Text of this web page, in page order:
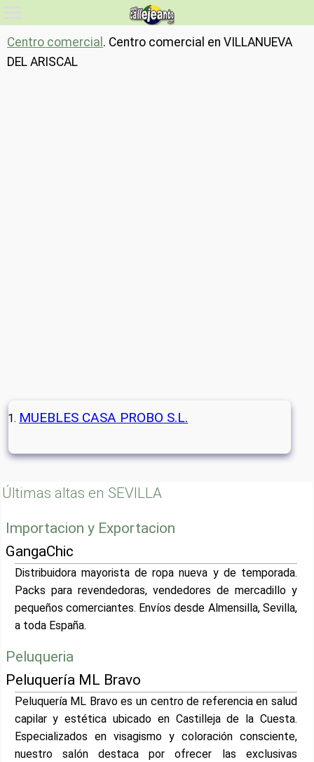
Centro comercial . Centro comercial en VILLANUEVA
DEL ARISCAL
MUEBLES CASA PROBO S.L.
Últimas altas en SEVILLA
Importacion y Exportacion
GangaChic
Distribuidora mayorista de ropa nueva y de temporada.
Packs para revendedoras, vendedores de mercadillo y
pequeños comerciantes. Envíos desde Almensilla, Sevilla,
a toda España.
Peluqueria
Peluquería ML Bravo
Peluquería ML Bravo es un centro de referencia en salud
capilar y estética ubicado en Castilleja de la Cuesta.
Especializados en visagismo y coloración consciente,
nuestro salón destaca por ofrecer las exclusivas